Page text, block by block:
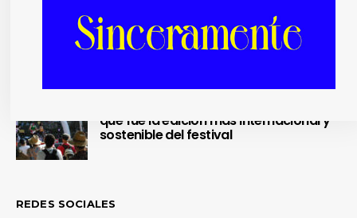
Nuestra crónica confirma que Paredes
de Coura 2024 no fue un festival, sino
un Couraíso
que fue la edición más internacional y
sostenible del festival
REDES SOCIALES